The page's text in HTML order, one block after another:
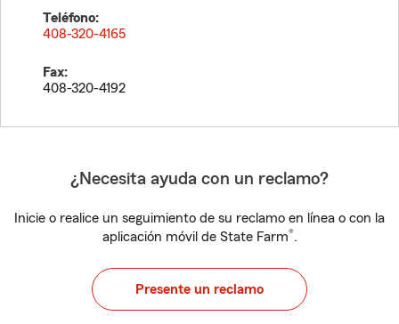
Teléfono:
408-320-4165
Fax:
408-320-4192
¿Necesita ayuda con un reclamo?
Inicie o realice un seguimiento de su reclamo en línea o con la
aplicación móvil de State Farm®.
Presente un reclamo